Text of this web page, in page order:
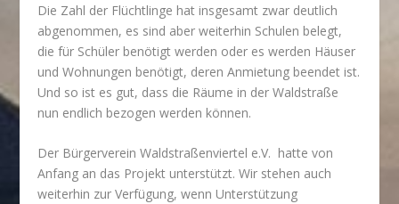
Die Zahl der Flüchtlinge hat insgesamt zwar deutlich
abgenommen, es sind aber weiterhin Schulen belegt,
die für Schüler benötigt werden oder es werden Häuser
und Wohnungen benötigt, deren Anmietung beendet ist.
Und so ist es gut, dass die Räume in der Waldstraße
nun endlich bezogen werden können.
Der Bürgerverein Waldstraßenviertel e.V. hatte von
Anfang an das Projekt unterstützt. Wir stehen auch
weiterhin zur Verfügung, wenn Unterstützung